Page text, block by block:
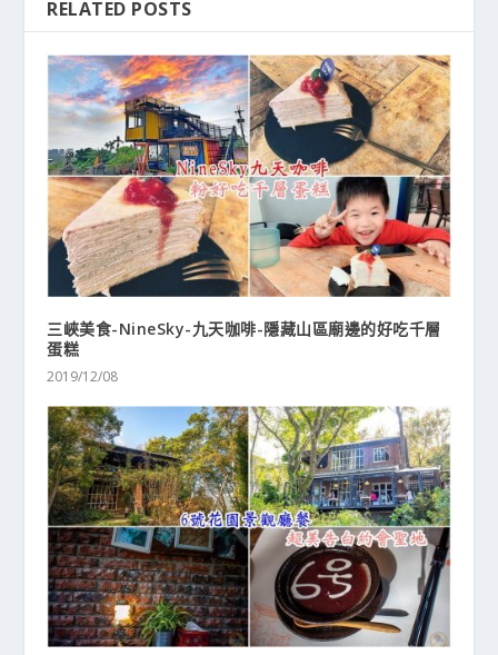
RELATED POSTS
三峽美食-NineSky-九天咖啡-隱藏山區廟邊的好吃千層
蛋糕
2019/12/08